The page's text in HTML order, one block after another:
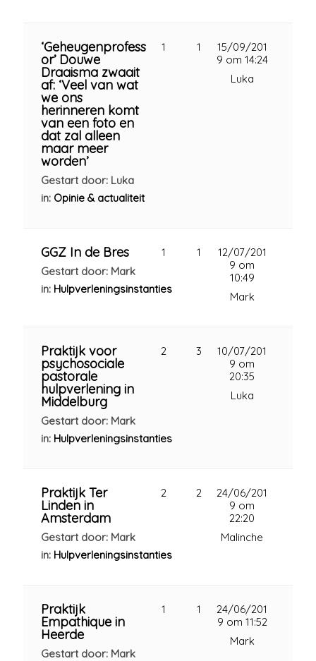
‘Geheugenprofess
or’ Douwe
Draaisma zwaait
af: ‘Veel van wat
we ons
herinneren komt
van een foto en
dat zal alleen
maar meer
worden’
Gestart door: Luka
in: Opinie & actualiteit
1 1
15/09/201
9 om 14:24
Luka
GGZ In de Bres
Gestart door: Mark
in: Hulpverleningsinstanties
1 1
12/07/201
9 om
10:49
Mark
Praktijk voor
psychosociale
pastorale
hulpverlening in
Middelburg
Gestart door: Mark
in: Hulpverleningsinstanties
2 3
10/07/201
9 om
20:35
Luka
Praktijk Ter
Linden in
Amsterdam
Gestart door: Mark
in: Hulpverleningsinstanties
2 2
24/06/201
9 om
22:20
Malinche
Praktijk
Empathique in
Heerde
Gestart door: Mark
1 1
24/06/201
9 om 11:52
Mark